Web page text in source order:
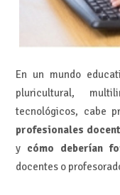
En un mundo
pluricultural,
tecnológicos, cabe
profesionales
y cómo deberían
docentes o